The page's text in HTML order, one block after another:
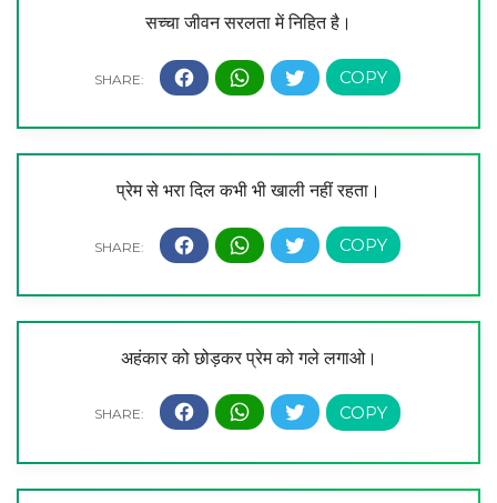
सच्चा जीवन सरलता में निहित है।
प्रेम से भरा दिल कभी भी खाली नहीं रहता।
अहंकार को छोड़कर प्रेम को गले लगाओ।